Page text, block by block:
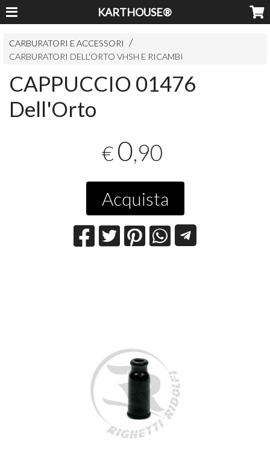
KARTHOUSE®
CARBURATORI E ACCESSORI
CARBURATORI DELL'ORTO VHSH E RICAMBI
CAPPUCCIO 01476
Dell'Orto
€0,90
Acquista